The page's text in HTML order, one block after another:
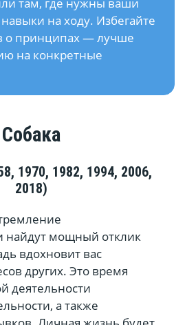
там, где нужны ваши
на ходу. Избегайте
о принципах — лучше
на конкретные
Собака
1970, 1982, 1994, 2006,
2018)
найдут мощный отклик
вдохновит вас
других. Это время
деятельности
а также